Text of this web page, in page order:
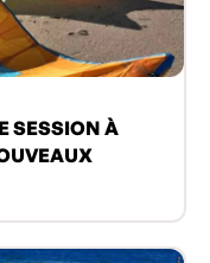
SESSION À